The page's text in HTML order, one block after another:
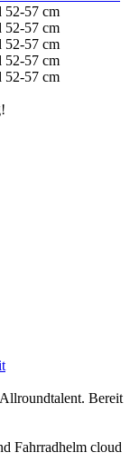
Bereit
Fahrradhelm cloud